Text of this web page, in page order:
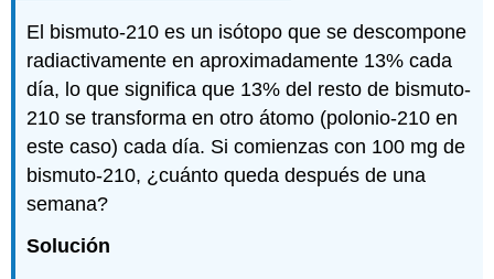
El bismuto-210 es un isótopo que se descompone
radiactivamente en aproximadamente 13% cada
día, lo que significa que 13% del resto de bismuto-
210 se transforma en otro átomo (polonio-210 en
este caso) cada día. Si comienzas con 100 mg de
bismuto-210, ¿cuánto queda después de una
semana?
Solución